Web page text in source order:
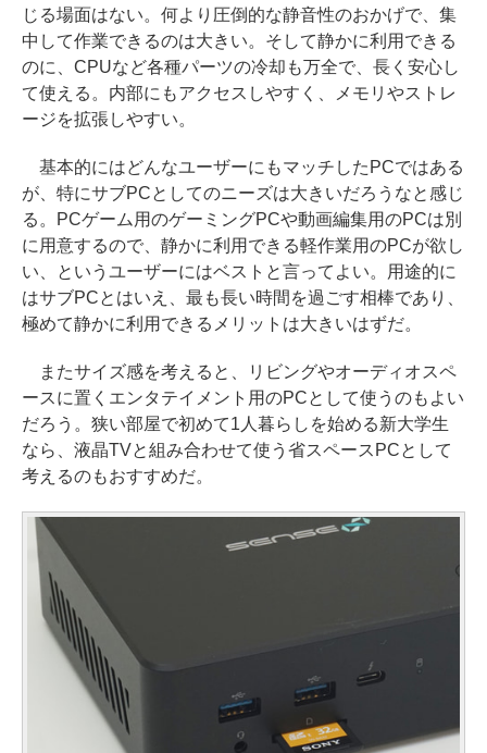
じる場面はない。何より圧倒的な静音性のおかげで、集
中して作業できるのは大きい。そして静かに利用できる
のに、CPUなど各種パーツの冷却も万全で、長く安心し
て使える。内部にもアクセスしやすく、メモリやストレ
ージを拡張しやすい。
基本的にはどんなユーザーにもマッチしたPCではある
が、特にサブPCとしてのニーズは大きいだろうなと感じ
る。PCゲーム用のゲーミングPCや動画編集用のPCは別
に用意するので、静かに利用できる軽作業用のPCが欲し
い、というユーザーにはベストと言ってよい。用途的に
はサブPCとはいえ、最も長い時間を過ごす相棒であり、
極めて静かに利用できるメリットは大きいはずだ。
またサイズ感を考えると、リビングやオーディオスペ
ースに置くエンタテイメント用のPCとして使うのもよい
だろう。狭い部屋で初めて1人暮らしを始める新大学生
なら、液晶TVと組み合わせて使う省スペースPCとして
考えるのもおすすめだ。